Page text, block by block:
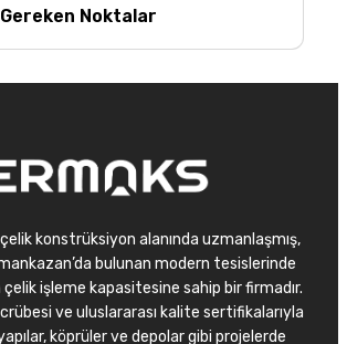
Noktalar
konstrüksiyon alanında uzmanlaşmış,
bulunan modern tesislerinde
işleme kapasitesine sahip bir firmadır.
ve uluslararası kalite sertifikalarıyla
köprüler ve depolar gibi projelerde